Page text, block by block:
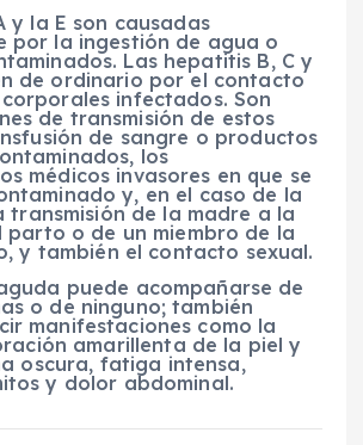
y la E son causadas
por la ingestión de agua o
Las hepatitis B, C y
de ordinario por el contacto
infectados. Son
de transmisión de estos
de sangre o productos
los
médicos invasores en que se
y, en el caso de la
transmisión de la madre a la
parto o de un miembro de la
y también el contacto sexual.
puede acompañarse de
o de ninguno; también
manifestaciones como la
amarillenta de la piel y
oscura, fatiga intensa,
y dolor abdominal.